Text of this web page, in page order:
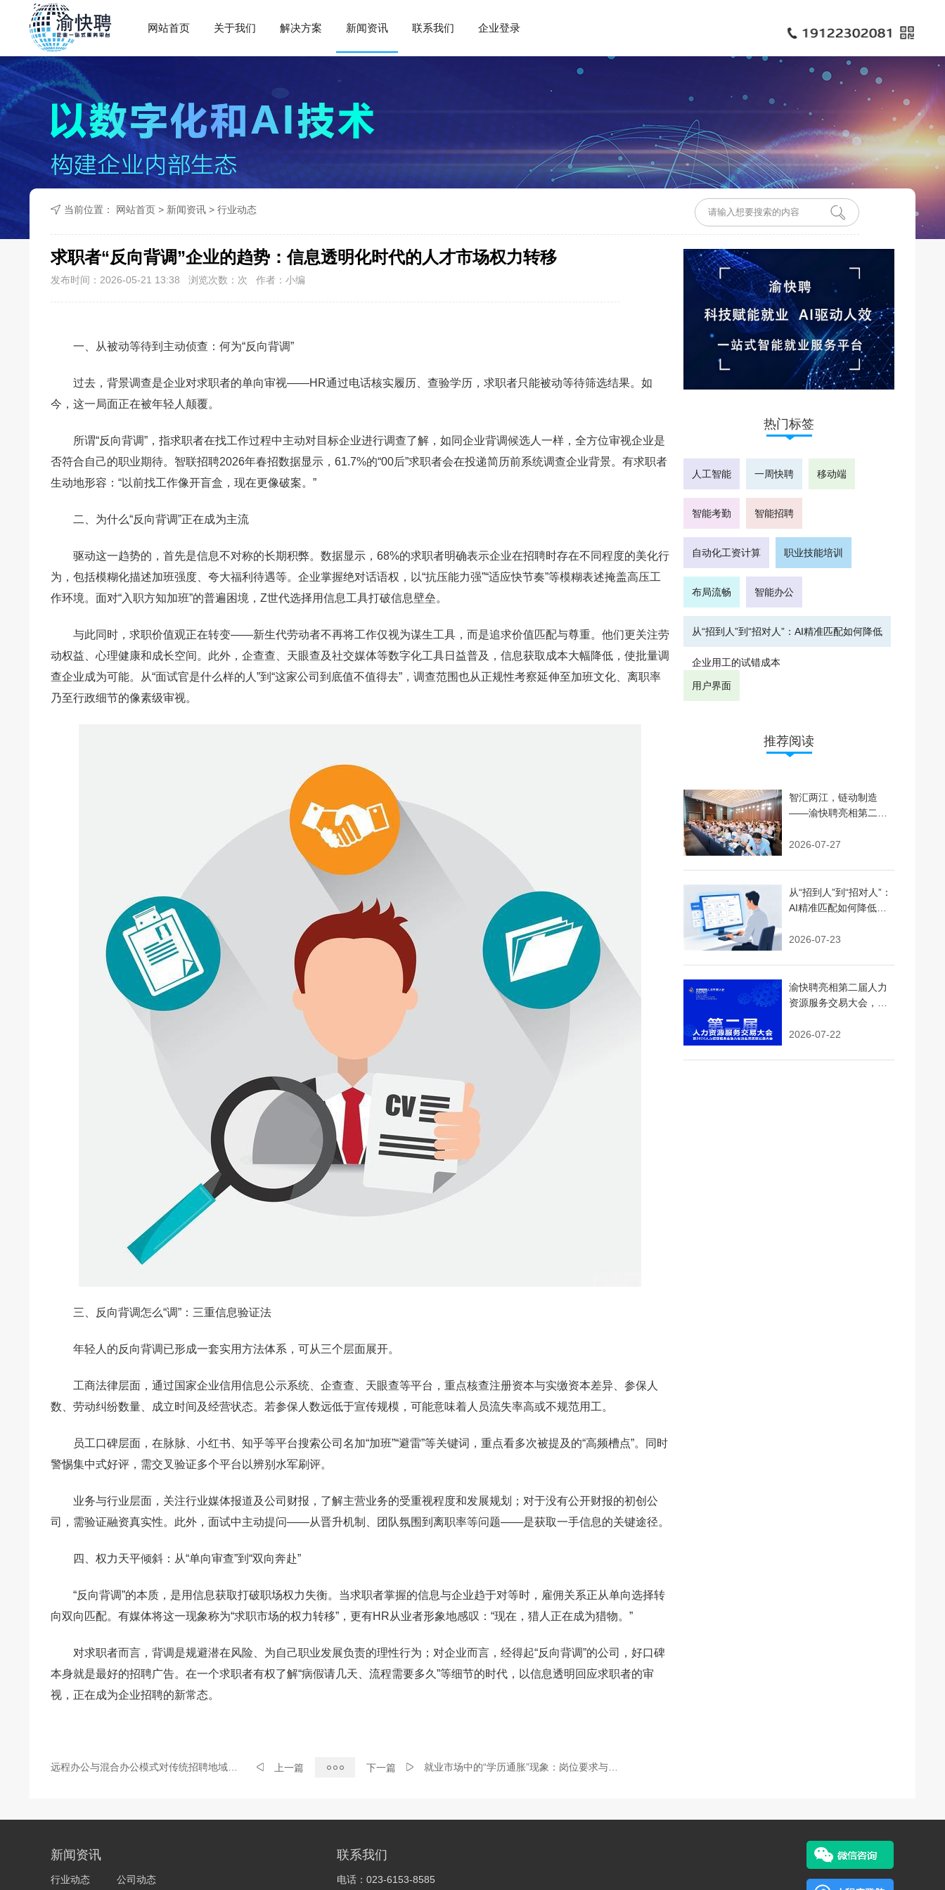
网站首页 关于我们 解决方案 新闻资讯 联系我们 企业登录
当前位置： 网站首页 > 新闻资讯 > 行业动态
求职者“反向背调”企业的趋势：信息透明化时代的人才市场权力转移
发布时间：2026-05-21 13:38 浏览次数： 次 作者：小编
一、从被动等待到主动侦查：何为“反向背调”
过去，背景调查是企业对求职者的单向审视——HR通过电话核实履历、查验学历，求职者只能被动等待筛选结果。如
今，这一局面正在被年轻人颠覆。
所谓“反向背调”，指求职者在找工作过程中主动对目标企业进行调查了解，如同企业背调候选人一样，全方位审视企业是
否符合自己的职业期待。智联招聘2026年春招数据显示，61.7%的“00后”求职者会在投递简历前系统调查企业背景。有求职者
生动地形容：“以前找工作像开盲盒，现在更像破案。”
二、为什么“反向背调”正在成为主流
驱动这一趋势的，首先是信息不对称的长期积弊。数据显示，68%的求职者明确表示企业在招聘时存在不同程度的美化行
为，包括模糊化描述加班强度、夸大福利待遇等。企业掌握绝对话语权，以“抗压能力强”“适应快节奏”等模糊表述掩盖高压工
作环境。面对“入职方知加班”的普遍困境，Z世代选择用信息工具打破信息壁垒。
与此同时，求职价值观正在转变——新生代劳动者不再将工作仅视为谋生工具，而是追求价值匹配与尊重。他们更关注劳
动权益、心理健康和成长空间。此外，企查查、天眼查及社交媒体等数字化工具日益普及，信息获取成本大幅降低，使批量调
查企业成为可能。从“面试官是什么样的人”到“这家公司到底值不值得去”，调查范围也从正规性考察延伸至加班文化、离职率
乃至行政细节的像素级审视。
三、反向背调怎么“调”：三重信息验证法
年轻人的反向背调已形成一套实用方法体系，可从三个层面展开。
工商法律层面，通过国家企业信用信息公示系统、企查查、天眼查等平台，重点核查注册资本与实缴资本差异、参保人
数、劳动纠纷数量、成立时间及经营状态。若参保人数远低于宣传规模，可能意味着人员流失率高或不规范用工。
员工口碑层面，在脉脉、小红书、知乎等平台搜索公司名加“加班”“避雷”等关键词，重点看多次被提及的“高频槽点”。同时
警惕集中式好评，需交叉验证多个平台以辨别水军刷评。
业务与行业层面，关注行业媒体报道及公司财报，了解主营业务的受重视程度和发展规划；对于没有公开财报的初创公
司，需验证融资真实性。此外，面试中主动提问——从晋升机制、团队氛围到离职率等问题——是获取一手信息的关键途径。
四、权力天平倾斜：从“单向审查”到“双向奔赴”
“反向背调”的本质，是用信息获取打破职场权力失衡。当求职者掌握的信息与企业趋于对等时，雇佣关系正从单向选择转
向双向匹配。有媒体将这一现象称为“求职市场的权力转移”，更有HR从业者形象地感叹：“现在，猎人正在成为猎物。”
对求职者而言，背调是规避潜在风险、为自己职业发展负责的理性行为；对企业而言，经得起“反向背调”的公司，好口碑
本身就是最好的招聘广告。在一个求职者有权了解“病假请几天、流程需要多久”等细节的时代，以信息透明回应求职者的审
视，正在成为企业招聘的新常态。
上一篇 下一篇
热门标签
人工智能 一周快聘 移动端
智能考勤 智能招聘
自动化工资计算 职业技能培训
布局流畅 智能办公
从“招到人”到“招对人”：AI精准匹配如何降低
企业用工的试错成本
用户界面
推荐阅读
智汇两江，链动制造
——渝快聘亮相第二届
并完成战略签约
2026-07-27
从“招到人”到“招对人”：
AI精准匹配如何降低企
2026-07-23
渝快聘亮相第二届人力
资源服务交易大会，AI
行业新浪潮
2026-07-22
新闻资讯
行业动态 公司动态
联系我们
电话：023-6153-8585